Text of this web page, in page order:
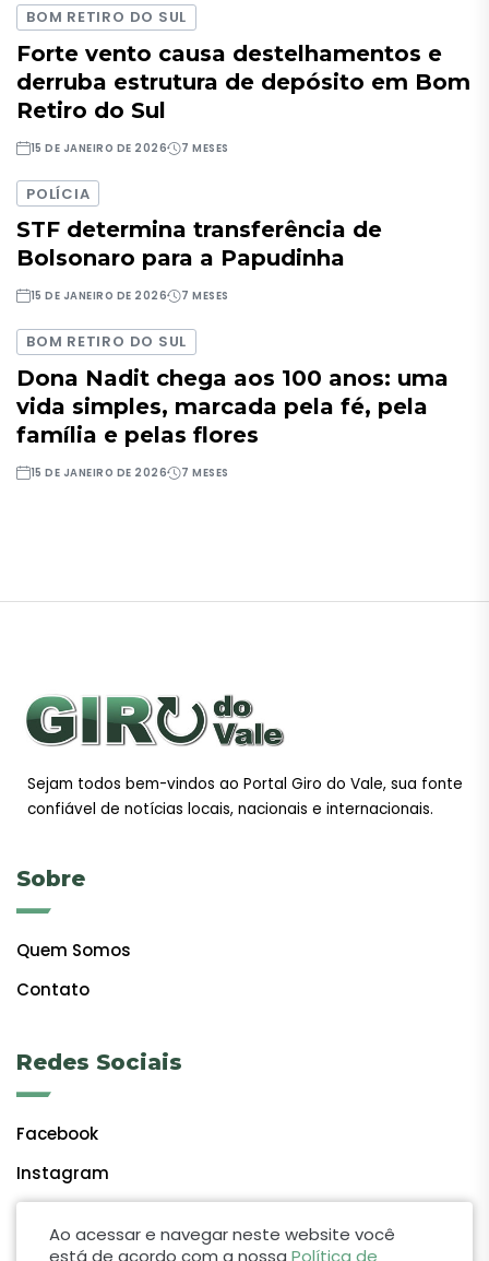
BOM RETIRO DO SUL
Forte vento causa destelhamentos e
derruba estrutura de depósito em Bom
Retiro do Sul
15 DE JANEIRO DE 2026 7 MESES
POLÍCIA
STF determina transferência de
Bolsonaro para a Papudinha
15 DE JANEIRO DE 2026 7 MESES
BOM RETIRO DO SUL
Dona Nadit chega aos 100 anos: uma
vida simples, marcada pela fé, pela
família e pelas flores
15 DE JANEIRO DE 2026 7 MESES
Sejam todos bem-vindos ao Portal Giro do Vale, sua fonte
confiável de notícias locais, nacionais e internacionais.
Sobre
Quem Somos
Contato
Redes Sociais
Facebook
Instagram
Ao acessar e navegar neste website você
está de acordo com a nossa Política de